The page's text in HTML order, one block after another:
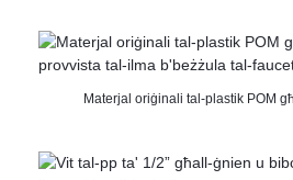
Materjal oriġinali tal-plastik POM